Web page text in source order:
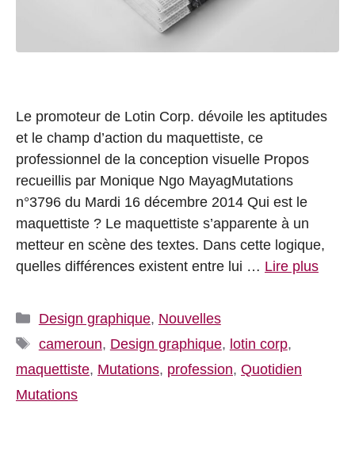
Le promoteur de Lotin Corp. dévoile les aptitudes
et le champ d’action du maquettiste, ce
professionnel de la conception visuelle Propos
recueillis par Monique Ngo MayagMutations
n°3796 du Mardi 16 décembre 2014 Qui est le
maquettiste ? Le maquettiste s’apparente à un
metteur en scène des textes. Dans cette logique,
quelles différences existent entre lui … Lire plus
Catégories
Design graphique, Nouvelles
Étiquettes
cameroun, Design graphique, lotin corp,
maquettiste, Mutations, profession, Quotidien
Mutations